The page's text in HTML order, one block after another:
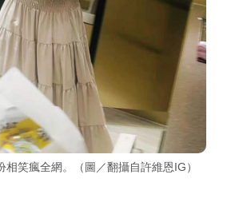
相笑瘋全網。（圖／翻攝自許維恩IG）